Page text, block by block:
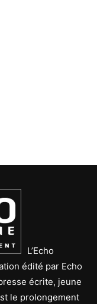
L’Echo
édité par Echo
écrite, jeune
le prolongement